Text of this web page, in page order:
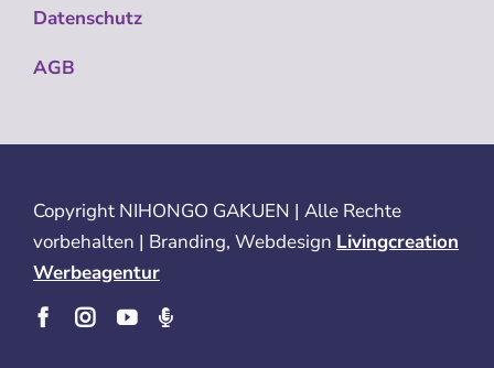
Datenschutz
AGB
Copyright NIHONGO GAKUEN | Alle Rechte
vorbehalten | Branding, Webdesign Livingcreation
Werbeagentur